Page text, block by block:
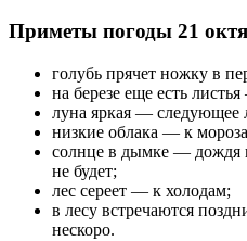
Приметы погоды 21
голубь прячет ножку в
на березе еще есть
луна яркая — следующее
низкие облака — к
солнце в дымке — дождя
не будет;
лес сереет — к холодам;
в лесу встречаются
нескоро.